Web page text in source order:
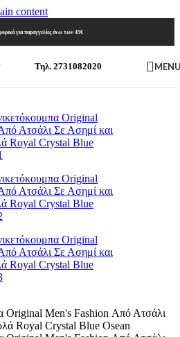
content
για παραγγελίες άνω των 45€
Τηλ. 2731082020